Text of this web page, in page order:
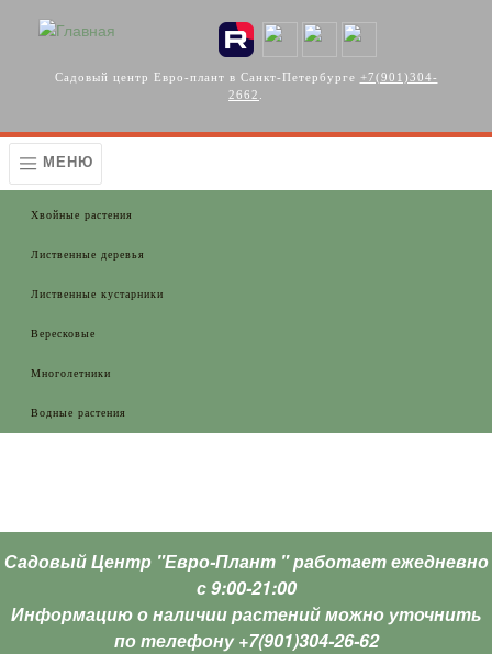
Садовый центр Евро-плант в Санкт-Петербурге +7(901)304-
2662
МЕНЮ
Хвойные растения
Лиственные деревья
Лиственные кустарники
Вересковые
Многолетники
Водные растения
Садовый Центр "Евро-Плант " работает ежедневно
с 9:00-21:00
Информацию о наличии растений можно уточнить
по телефону +7(901)304-26-62